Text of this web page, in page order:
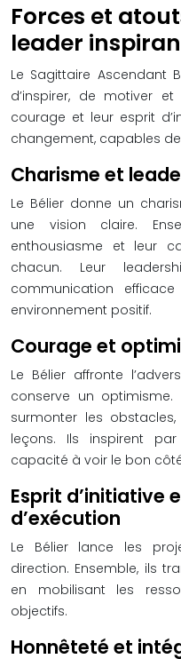
Forces et
leader
Le Sagittaire Ascendant
d’inspirer, de motiver
courage et leur esprit
changement, capables
Charisme et
Le Bélier donne un
une vision claire.
enthousiasme et leur
chacun. Leur
communication
environnement positif.
Courage et
Le Bélier affronte
conserve un
surmonter les
leçons. Ils inspirent
capacité à voir le bon
Esprit d’initiative
d’exécution
Le Bélier lance les
direction. Ensemble, ils
en mobilisant les
objectifs.
Honnêteté et